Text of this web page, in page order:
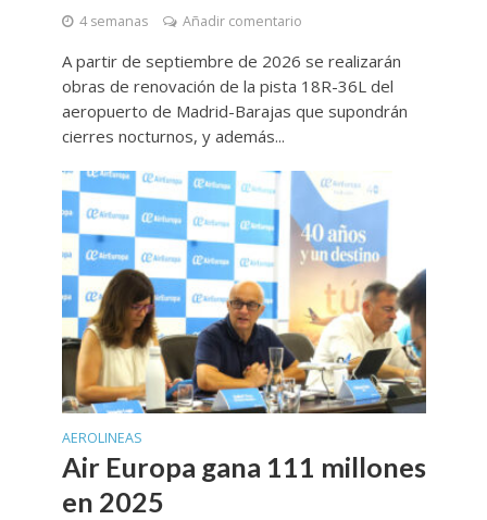
4 semanas Añadir comentario
A partir de septiembre de 2026 se realizarán
obras de renovación de la pista 18R-36L del
aeropuerto de Madrid-Barajas que supondrán
cierres nocturnos, y además...
AEROLINEAS
Air Europa gana 111 millones
en 2025